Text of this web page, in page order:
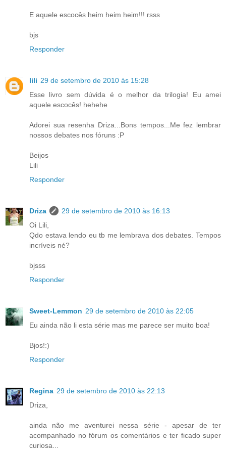
E aquele escocês heim heim heim!!! rsss
bjs
Responder
lili 29 de setembro de 2010 às 15:28
Esse livro sem dúvida é o melhor da trilogia! Eu amei
aquele escocês! hehehe
Adorei sua resenha Driza...Bons tempos...Me fez lembrar
nossos debates nos fóruns :P
Beijos
Lili
Responder
Driza
29 de setembro de 2010 às 16:13
Oi Lili,
Qdo estava lendo eu tb me lembrava dos debates. Tempos
incríveis né?
bjsss
Responder
Sweet-Lemmon 29 de setembro de 2010 às 22:05
Eu ainda não li esta série mas me parece ser muito boa!
Bjos!:)
Responder
Regina 29 de setembro de 2010 às 22:13
Driza,
ainda não me aventurei nessa série - apesar de ter
acompanhado no fórum os comentários e ter ficado super
curiosa...